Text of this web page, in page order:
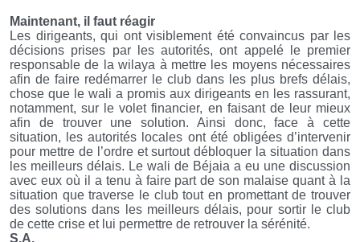
Maintenant, il faut réagir
Les dirigeants, qui ont visiblement été convaincus par les
décisions prises par les autorités, ont appelé le premier
responsable de la wilaya à mettre les moyens nécessaires
afin de faire redémarrer le club dans les plus brefs délais,
chose que le wali a promis aux dirigeants en les rassurant,
notamment, sur le volet financier, en faisant de leur mieux
afin de trouver une solution. Ainsi donc, face à cette
situation, les autorités locales ont été obligées d’intervenir
pour mettre de l’ordre et surtout débloquer la situation dans
les meilleurs délais. Le wali de Béjaia a eu une discussion
avec eux où il a tenu à faire part de son malaise quant à la
situation que traverse le club tout en promettant de trouver
des solutions dans les meilleurs délais, pour sortir le club
de cette crise et lui permettre de retrouver la sérénité.
S.A.